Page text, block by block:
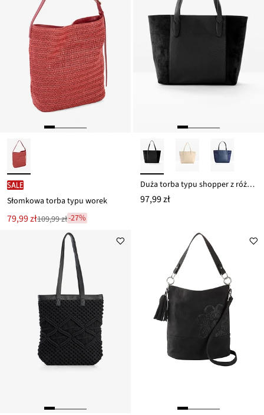
SALE
Słomkowa torba typu worek
Nowa
cena
79,99 zł
Przeceniono
109,99 zł-27%
Duża torba typu shopper z różnych materiałów
97,99 zł